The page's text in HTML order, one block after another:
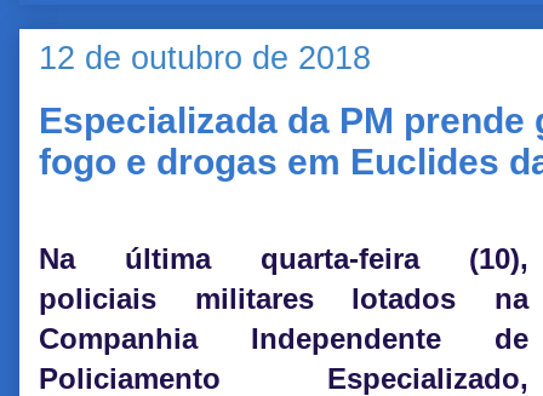
12 de outubro de 2018
Especializada da PM
fogo e drogas em Euclides
Na última quarta-feira (10),
policiais militares lotados na
Companhia Independente de
Policiamento Especializado,